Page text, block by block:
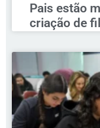
Pais estão
criação de